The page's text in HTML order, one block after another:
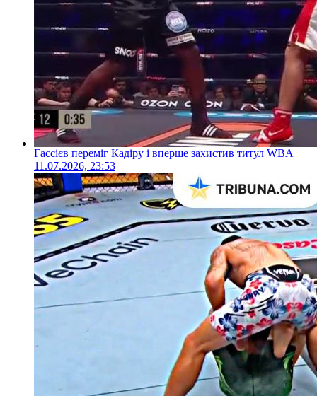
Гассієв переміг Кадіру і вперше захистив титул WBA
11.07.2026, 23:53